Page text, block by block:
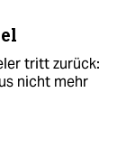
tritt zurück:
nicht mehr